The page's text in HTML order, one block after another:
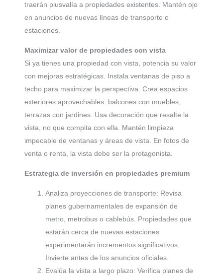
traerán plusvalía a propiedades existentes. Mantén ojo
en anuncios de nuevas líneas de transporte o
estaciones.
Maximizar valor de propiedades con vista
Si ya tienes una propiedad con vista, potencia su valor
con mejoras estratégicas. Instala ventanas de piso a
techo para maximizar la perspectiva. Crea espacios
exteriores aprovechables: balcones con muebles,
terrazas con jardines. Usa decoración que resalte la
vista, no que compita con ella. Mantén limpieza
impecable de ventanas y áreas de vista. En fotos de
venta o renta, la vista debe ser la protagonista.
Estrategia de inversión en propiedades premium
Analiza proyecciones de transporte: Revisa
planes gubernamentales de expansión de
metro, metrobus o cablebús. Propiedades que
estarán cerca de nuevas estaciones
experimentarán incrementos significativos.
Invierte antes de los anuncios oficiales.
Evalúa la vista a largo plazo: Verifica planes de